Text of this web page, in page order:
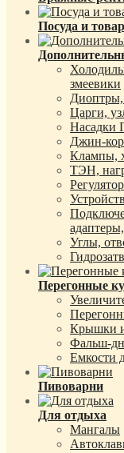
Посуда и
змеевики
Царги,
Насадки
Джин-
Клампы,
ТЭН,
Углы,
Перегонные
Крышки
Фальш-
Емкости
Пивоварни
Для отдыха
Мангалы